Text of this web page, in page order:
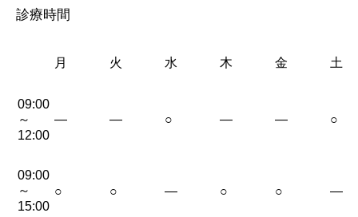
診療時間
月 火 水 木 金 土
09:00
～
12:00
— — ○ — — ○
09:00
～
15:00
○ ○ — ○ ○ —